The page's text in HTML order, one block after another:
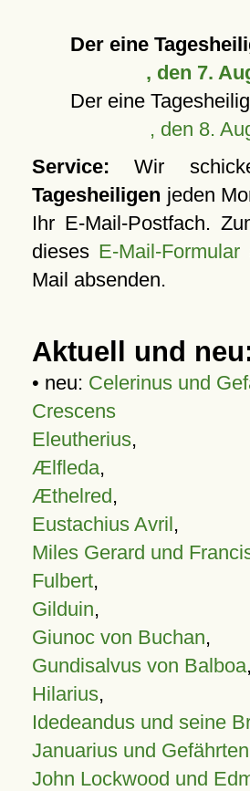
Der eine
, den 7.
Der eine
, den 8.
Service: Wir
Tagesheiligen jeden
Ihr E-Mail-Postfach.
dieses E-Mail-Formular
Mail absenden.
Aktuell und
• neu: Celerinus und
Crescens
Eleutherius,
Ælfleda,
Æthelred,
Eustachius Avril,
Miles Gerard und
Fulbert,
Gilduin,
Giunoc von Buchan,
Gundisalvus von Balboa,
Hilarius,
Idedeandus und seine
Januarius und Gefährten
John Lockwood und